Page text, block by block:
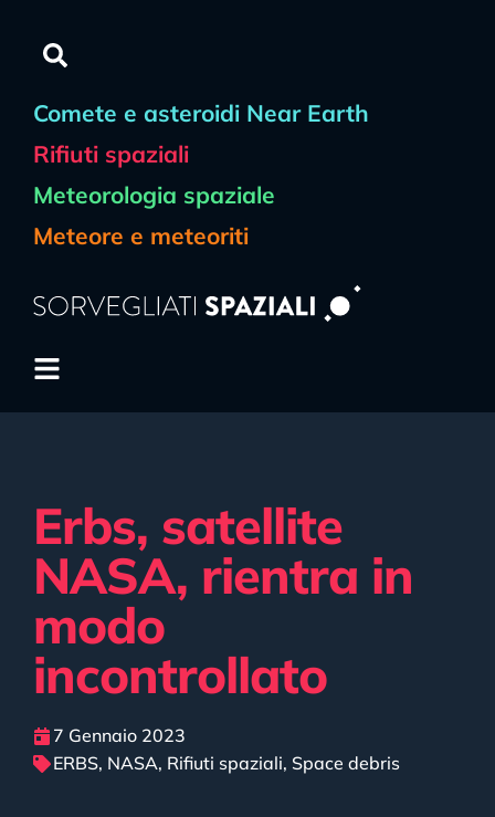
Comete e asteroidi Near Earth
Rifiuti spaziali
Meteorologia spaziale
Meteore e meteoriti
Erbs, satellite
NASA, rientra in
modo
incontrollato
7 Gennaio 2023
ERBS, NASA, Rifiuti spaziali, Space debris